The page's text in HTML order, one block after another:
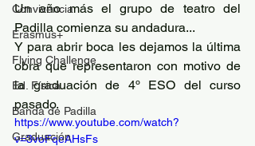
Convivencia
Erasmus+
Flying Challenge
Ed. Física
Banda de Padilla
Graduación
Un año más el grupo de teatro del
Padilla comienza su andadura...
Y para abrir boca les dejamos la última
obra que representaron con motivo de
la graduación de 4º ESO del curso
pasado.
https://www.youtube.com/watch?
v=3voFqeAHsFs